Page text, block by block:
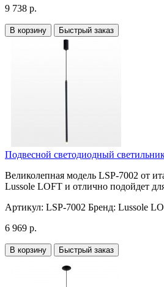
9 738 р.
В корзину Быстрый заказ
Подвесной светодиодный
Великолепная модель LSP-7002 от
Lussole LOFT и отлично подойдет
Артикул: LSP-7002 Бренд: Lussole
6 969 р.
В корзину Быстрый заказ